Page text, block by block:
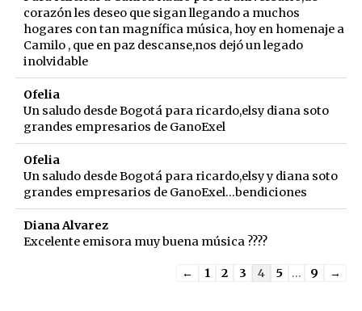
corazón les deseo que sigan llegando a muchos
hogares con tan magnífica música, hoy en homenaje a
Camilo , que en paz descanse,nos dejó un legado
inolvidable
Ofelia
Un saludo desde Bogotá para ricardo,elsy diana soto
grandes empresarios de GanoExel
Ofelia
Un saludo desde Bogotá para ricardo,elsy y diana soto
grandes empresarios de GanoExel...bendiciones
Diana Alvarez
Excelente emisora muy buena música ????
Guestbook
← 1 2 3 4 5 ... 9 →